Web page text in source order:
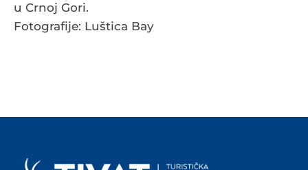
u Crnoj Gori.
Fotografije: Luštica Bay